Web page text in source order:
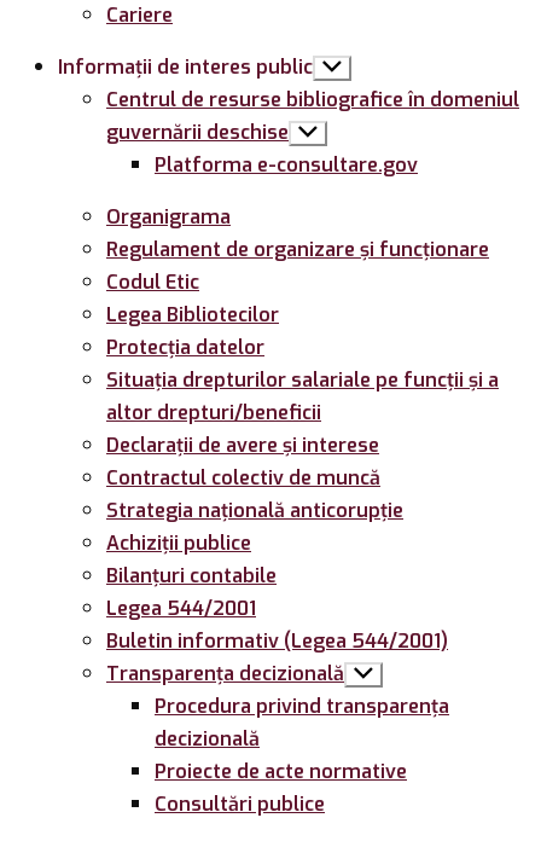
Cariere
Informații de interes public Arată
submeniul
Centrul de resurse bibliografice în domeniul
guvernării deschise Arată
submeniul
Platforma e-consultare.gov
Organigrama
Regulament de organizare și funcționare
Codul Etic
Legea Bibliotecilor
Protecția datelor
Situația drepturilor salariale pe funcții și a
altor drepturi/beneficii
Declarații de avere și interese
Contractul colectiv de muncă
Strategia națională anticorupție
Achiziții publice
Bilanțuri contabile
Legea 544/2001
Buletin informativ (Legea 544/2001)
Transparența decizională Arată
submeniul
Procedura privind transparența
decizională
Proiecte de acte normative
Consultări publice